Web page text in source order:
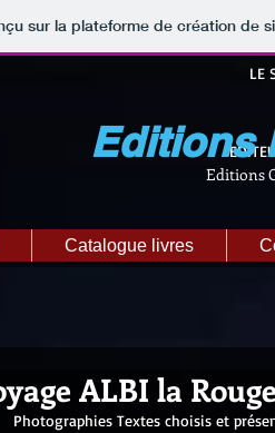
sur la plateforme de création de
LE
Editions
ALBI la
Photographies Textes choisis et
Catalogue livres
Editions